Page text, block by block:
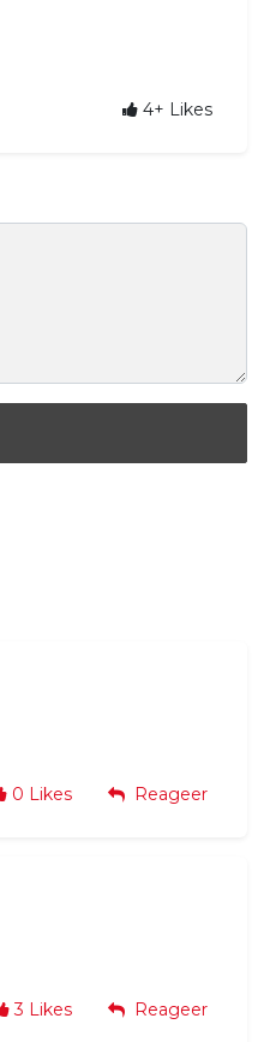
4+ Likes
0 Likes Reageer
3 Likes Reageer